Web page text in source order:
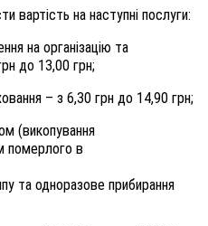
вартість на наступні послуги:
на організацію та
до 13,00 грн;
– з 6,30 грн до 14,90 грн;
(викопування
померлого в
та одноразове прибирання